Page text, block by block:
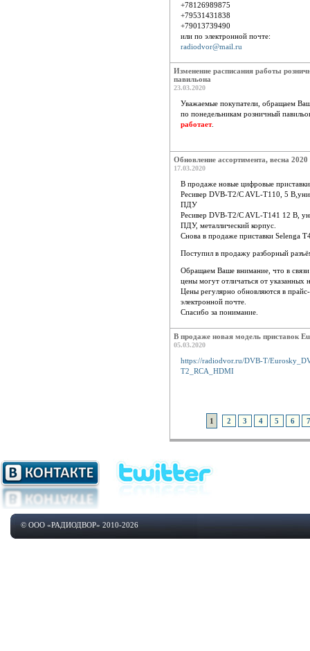
+78126989875
+79531431838
+79013739490
или по электронной почте:
radiodvor@mail.ru
Изменение расписания работы
павильона
23.03.2020
Уважаемые покупатели, обращаем
по понедельникам розничный
работает.
Обновление ассортимента, весна 2020
17.03.2020
В продаже новые цифровые
Ресивер DVB-T2/C AVL-T110, 5
ПДУ
Ресивер DVB-T2/C AVL-T141 12 В,
ПДУ, металлический корпус.
Снова в продаже приставки Selenga
Поступил в продажу разборный
Обращаем Ваше внимание, что в
цены могут отличаться от указанных
Цены регулярно обновляются в
электронной почте.
Спасибо за понимание.
В продаже новая модель приставок
05.03.2020
https://radiodvor.ru/DVB-T/
T2_RCA_HDMI
1 2 3 4 5 6 7
© ООО «РАДИОДВОР» 2010-2026